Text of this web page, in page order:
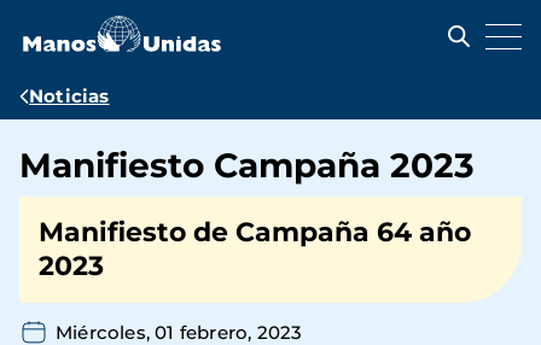
contenido
Ruta
navegación
Noticias
Manifiesto Campaña 2023
Manifiesto de Campaña 64 año
2023
Miércoles, 01 febrero, 2023